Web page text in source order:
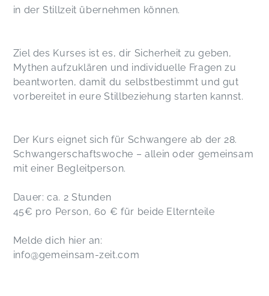
in der Stillzeit übernehmen können.
Ziel des Kurses ist es, dir Sicherheit zu geben,
Mythen aufzuklären und individuelle Fragen zu
beantworten, damit du selbstbestimmt und gut
vorbereitet in eure Stillbeziehung starten kannst.
Der Kurs eignet sich für Schwangere ab der 28.
Schwangerschaftswoche – allein oder gemeinsam
mit einer Begleitperson.
Dauer: ca. 2 Stunden
45€ pro Person, 60 € für beide Elternteile
Melde dich hier an:
info@gemeinsam-zeit.com